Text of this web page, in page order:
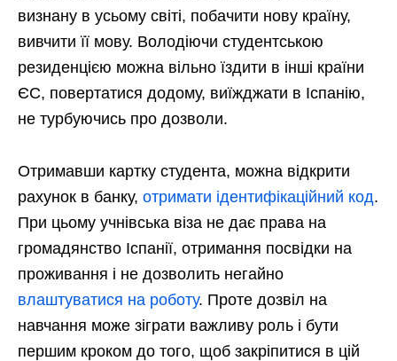
визнану в усьому світі, побачити нову країну,
вивчити її мову. Володіючи студентською
резиденцією можна вільно їздити в інші країни
ЄС, повертатися додому, виїжджати в Іспанію,
не турбуючись про дозволи.
Отримавши картку студента, можна відкрити
рахунок в банку, отримати ідентифікаційний код.
При цьому учнівська віза не дає права на
громадянство Іспанії, отримання посвідки на
проживання і не дозволить негайно
влаштуватися на роботу. Проте дозвіл на
навчання може зіграти важливу роль і бути
першим кроком до того, щоб закріпитися в цій